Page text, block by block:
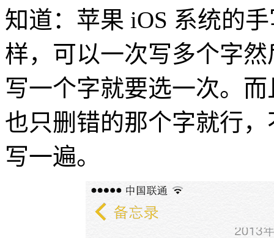
知道：苹果 iOS 系统的
样，可以一次写多个字
写一个字就要选一次。
也只删错的那个字就行
写一遍。